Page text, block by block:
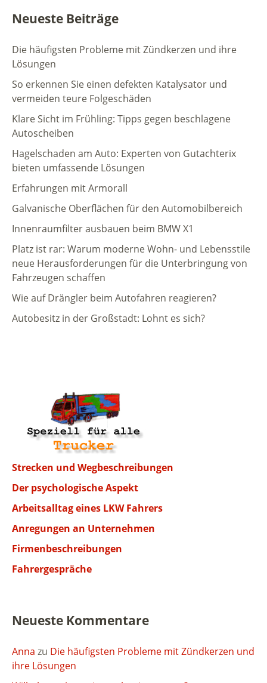
Neueste Beiträge
Die häufigsten Probleme mit Zündkerzen und ihre
Lösungen
So erkennen Sie einen defekten Katalysator und
vermeiden teure Folgeschäden
Klare Sicht im Frühling: Tipps gegen beschlagene
Autoscheiben
Hagelschaden am Auto: Experten von Gutachterix
bieten umfassende Lösungen
Erfahrungen mit Armorall
Galvanische Oberflächen für den Automobilbereich
Innenraumfilter ausbauen beim BMW X1
Platz ist rar: Warum moderne Wohn- und Lebensstile
neue Herausforderungen für die Unterbringung von
Fahrzeugen schaffen
Wie auf Drängler beim Autofahren reagieren?
Autobesitz in der Großstadt: Lohnt es sich?
Strecken und Wegbeschreibungen
Der psychologische Aspekt
Arbeitsalltag eines LKW Fahrers
Anregungen an Unternehmen
Firmenbeschreibungen
Fahrergespräche
Neueste Kommentare
Anna zu Die häufigsten Probleme mit Zündkerzen und
ihre Lösungen